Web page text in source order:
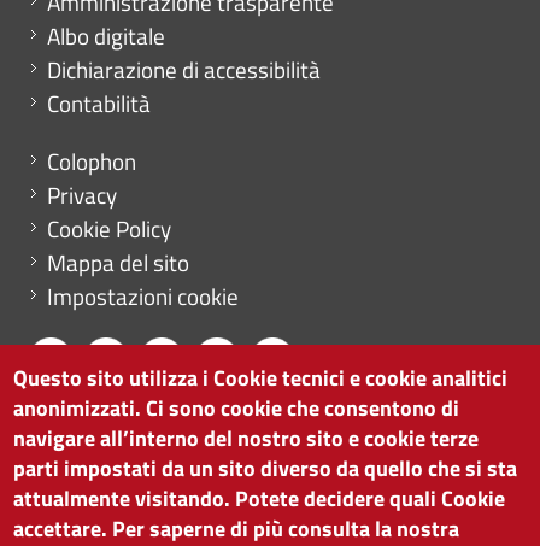
Albo digitale
Dichiarazione di accessibilità
Contabilità
Menu footer
Colophon
Privacy
Cookie Policy
Mappa del sito
Impostazioni cookie
CAMERA DI COMMERCIO DI BOLZANO
via Alto Adige 60 | I-39100 Bolzano
tel. 0471 945 511 |info@camcom.bz.it
Partita IVA: 00376420212
Questo sito utilizza i Cookie tecnici e cookie analitici
anonimizzati. Ci sono cookie che consentono di
navigare all’interno del nostro sito e cookie terze
parti impostati da un sito diverso da quello che si sta
attualmente visitando. Potete decidere quali Cookie
accettare. Per saperne di più consulta la nostra